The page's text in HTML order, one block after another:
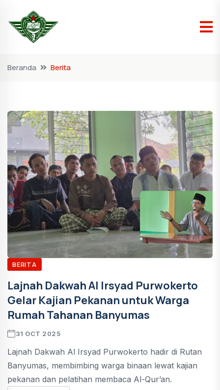
Beranda Berita
BERITA
Lajnah Dakwah Al Irsyad Purwokerto
Gelar Kajian Pekanan untuk Warga
Rumah Tahanan Banyumas
31 OCT 2025
Lajnah Dakwah Al Irsyad Purwokerto hadir di Rutan
Banyumas, membimbing warga binaan lewat kajian
pekanan dan pelatihan membaca Al-Qur’an.